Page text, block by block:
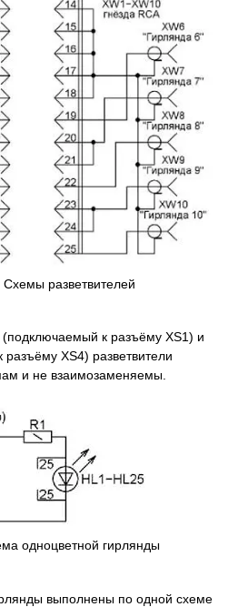
Схемы разветвителей
(подключаемый к разъёму XS1) и
XS4) разветвители
и не взаимозаменяемы.
одноцветной гирлянды
выполнены по одной схеме